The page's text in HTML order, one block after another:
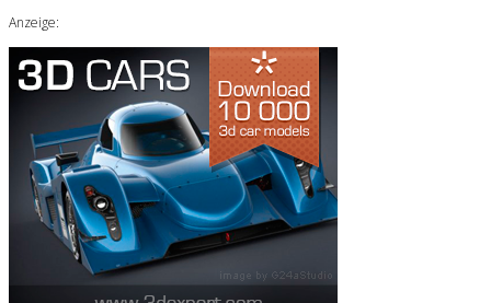
Anzeige: